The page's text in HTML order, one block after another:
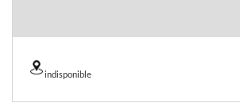
indisponible